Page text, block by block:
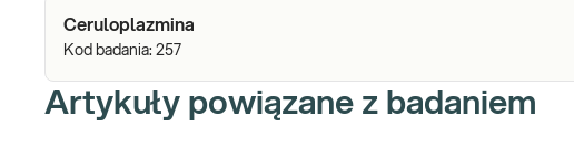
Ceruloplazmina
Kod badania: 257
Artykuły powiązane z badaniem